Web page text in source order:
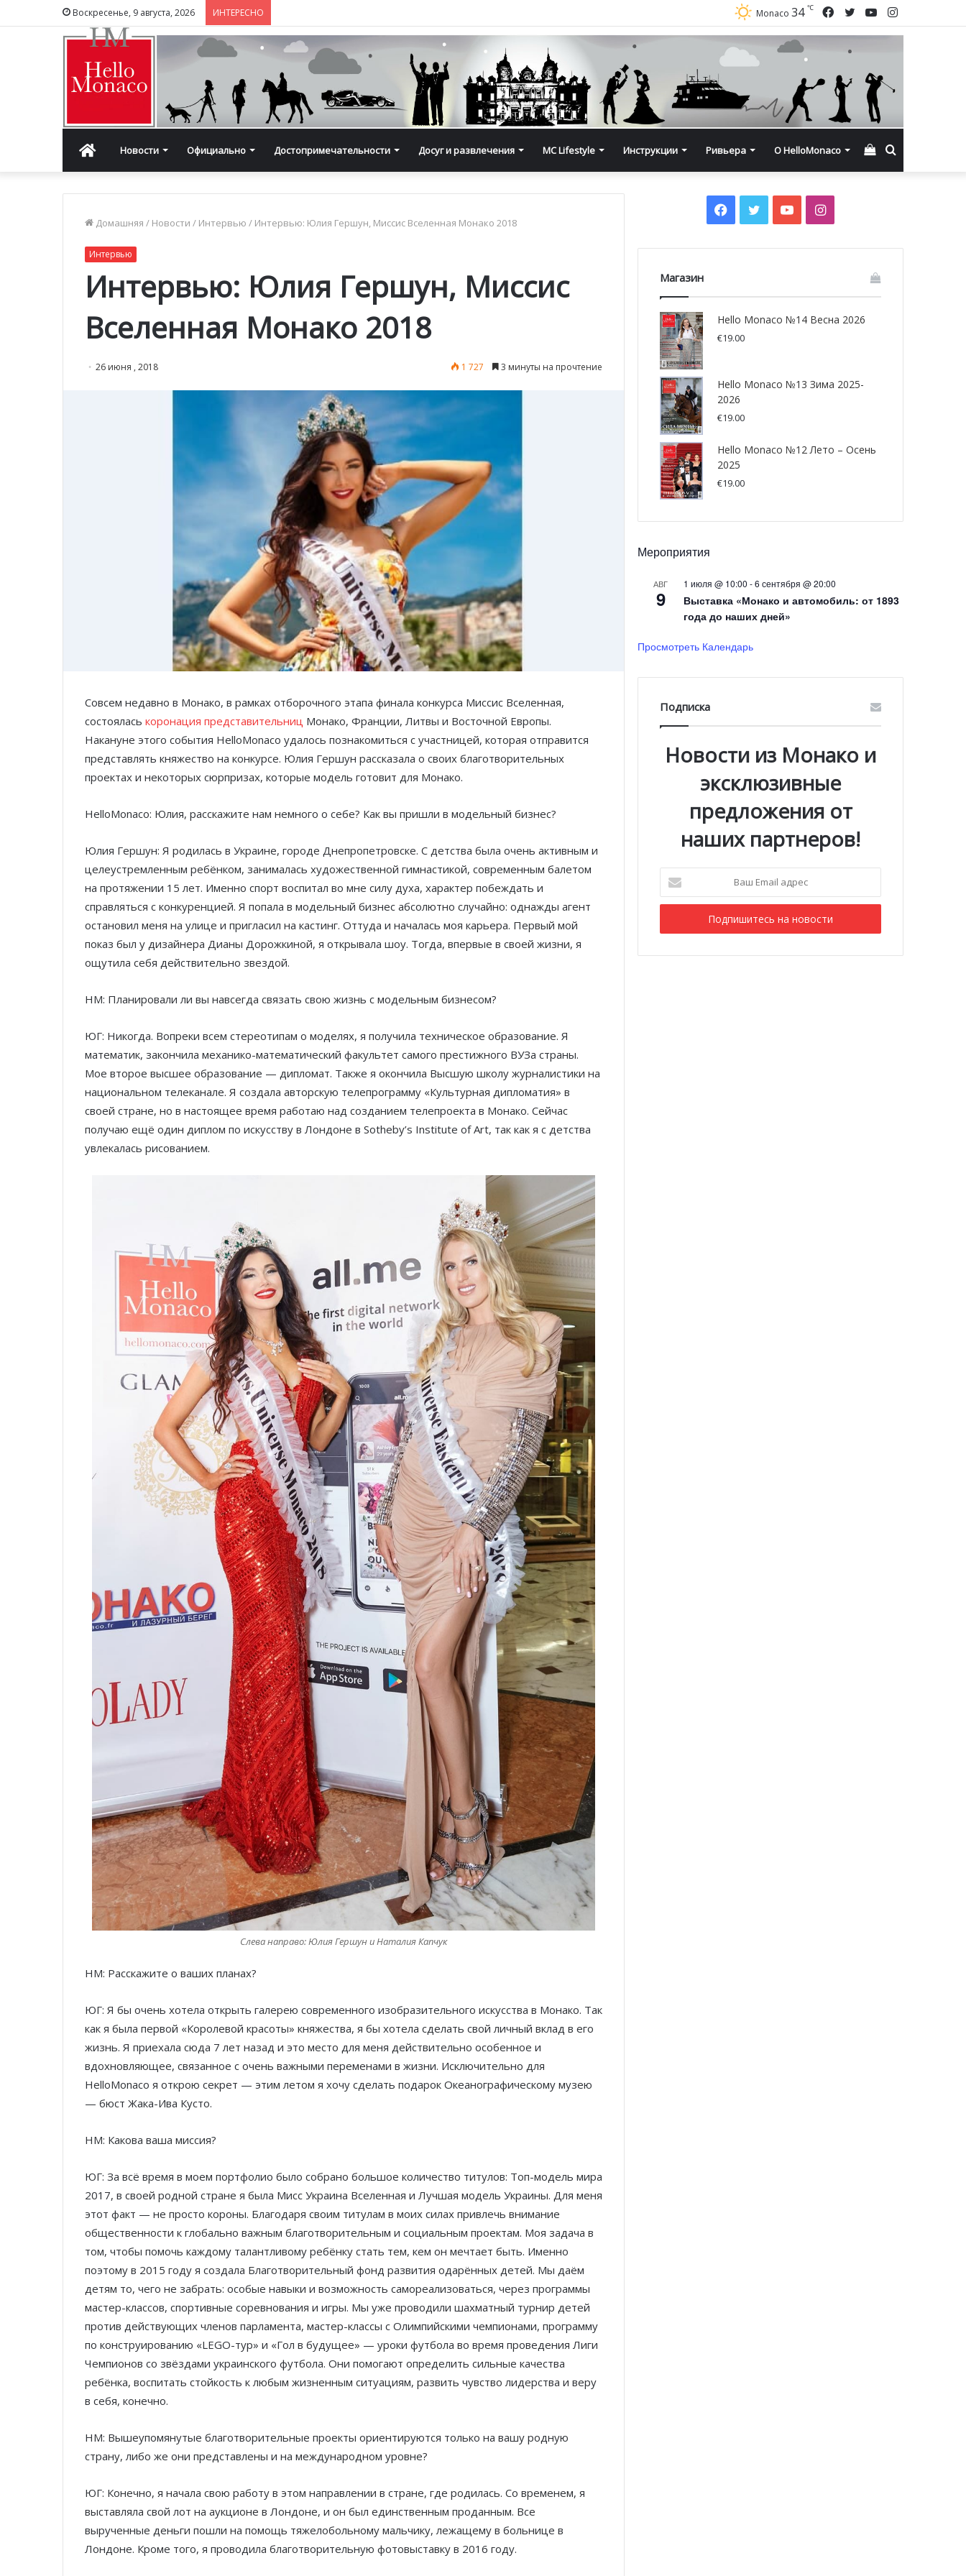
Воскресенье, 9 августа, 2026 ИНТЕРЕСНО Instagram
YouTube
Twitter
Facebook
Monaco 34 ℃
ГлавнаяНовости Официально Достопримечательности Досуг и развлечения MC Lifestyle Инструкции Ривьера О HelloMonaco Смотреть
Домашняя / Новости / Интервью / Интервью: Юлия Гершун, Миссис Вселенная Монако 2018
Интервью
Интервью: Юлия Гершун, Миссис
Вселенная Монако 2018
26 июня , 2018 1 727 3 минуты на прочтение
Совсем недавно в Монако, в рамках отборочного этапа финала конкурса Миссис Вселенная,
состоялась коронация представительниц Монако, Франции, Литвы и Восточной Европы.
Накануне этого события HelloMonaco удалось познакомиться с участницей, которая отправится
представлять княжество на конкурсе. Юлия Гершун рассказала о своих благотворительных
проектах и некоторых сюрпризах, которые модель готовит для Монако.
HelloMonaco: Юлия, расскажите нам немного о себе? Как вы пришли в модельный бизнес?
Юлия Гершун: Я родилась в Украине, городе Днепропетровске. С детства была очень активным и
целеустремленным ребёнком, занималась художественной гимнастикой, современным балетом
на протяжении 15 лет. Именно спорт воспитал во мне силу духа, характер побеждать и
справляться с конкуренцией. Я попала в модельный бизнес абсолютно случайно: однажды агент
остановил меня на улице и пригласил на кастинг. Оттуда и началась моя карьера. Первый мой
показ был у дизайнера Дианы Дорожкиной, я открывала шоу. Тогда, впервые в своей жизни, я
ощутила себя действительно звездой.
HM: Планировали ли вы навсегда связать свою жизнь с модельным бизнесом?
ЮГ: Никогда. Вопреки всем стереотипам о моделях, я получила техническое образование. Я
математик, закончила механико-математический факультет самого престижного ВУЗа страны.
Мое второе высшее образование — дипломат. Также я окончила Высшую школу журналистики на
национальном телеканале. Я создала авторскую телепрограмму «Культурная дипломатия» в
своей стране, но в настоящее время работаю над созданием телепроекта в Монако. Сейчас
получаю ещё один диплом по искусству в Лондоне в Sotheby’s Institute of Art, так как я с детства
увлекалась рисованием.
Слева направо: Юлия Гершун и Наталия Капчук
HM: Расскажите о ваших планах?
ЮГ: Я бы очень хотела открыть галерею современного изобразительного искусства в Монако. Так
как я была первой «Королевой красоты» княжества, я бы хотела сделать свой личный вклад в его
жизнь. Я приехала сюда 7 лет назад и это место для меня действительно особенное и
вдохновляющее, связанное с очень важными переменами в жизни. Исключительно для
HelloMonaco я открою секрет — этим летом я хочу сделать подарок Океанографическому музею
— бюст Жака-Ива Кусто.
HM: Какова ваша миссия?
ЮГ: За всё время в моем портфолио было собрано большое количество титулов: Топ-модель мира
2017, в своей родной стране я была Мисс Украина Вселенная и Лучшая модель Украины. Для меня
этот факт — не просто короны. Благодаря своим титулам в моих силах привлечь внимание
общественности к глобально важным благотворительным и социальным проектам. Моя задача в
том, чтобы помочь каждому талантливому ребёнку стать тем, кем он мечтает быть. Именно
поэтому в 2015 году я создала Благотворительный фонд развития одарённых детей. Мы даём
детям то, чего не забрать: особые навыки и возможность самореализоваться, через программы
мастер-классов, спортивные соревнования и игры. Мы уже проводили шахматный турнир детей
против действующих членов парламента, мастер-классы с Олимпийскими чемпионами, программу
по конструированию «LEGO-тур» и «Гол в будущее» — уроки футбола во время проведения Лиги
Чемпионов со звёздами украинского футбола. Они помогают определить сильные качества
ребёнка, воспитать стойкость к любым жизненным ситуациям, развить чувство лидерства и веру
в себя, конечно.
HM: Вышеупомянутые благотворительные проекты ориентируются только на вашу родную
страну, либо же они представлены и на международном уровне?
ЮГ: Конечно, я начала свою работу в этом направлении в стране, где родилась. Со временем, я
выставляла свой лот на аукционе в Лондоне, и он был единственным проданным. Все
вырученные деньги пошли на помощь тяжелобольному мальчику, лежащему в больнице в
Лондоне. Кроме того, я проводила благотворительную фотовыставку в 2016 году.
Facebook
TwitterYouTubeInstagram
Магазин
Hello Monaco №14 Весна 2026
€19.00
Hello Monaco №13 Зима 2025-
2026
€19.00
Hello Monaco №12 Лето – Осень
2025
€19.00
Мероприятия
АВГ
9
1 июля @ 10:00 -6 сентября @ 20:00
Выставка «Монако и автомобиль: от 1893
года до наших дней»
Просмотреть Календарь
Подписка
Новости из Монако и
эксклюзивные
предложения от
наших партнеров!
Email
адрес